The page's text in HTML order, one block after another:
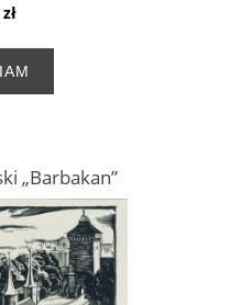
„Barbakan”